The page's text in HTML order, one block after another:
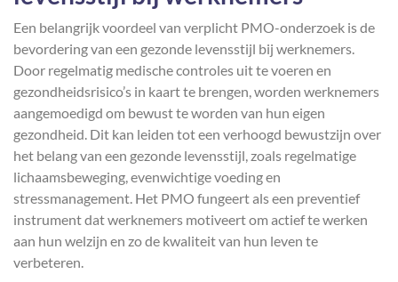
Een belangrijk voordeel van verplicht PMO-onderzoek is de
bevordering van een gezonde levensstijl bij werknemers.
Door regelmatig medische controles uit te voeren en
gezondheidsrisico’s in kaart te brengen, worden werknemers
aangemoedigd om bewust te worden van hun eigen
gezondheid. Dit kan leiden tot een verhoogd bewustzijn over
het belang van een gezonde levensstijl, zoals regelmatige
lichaamsbeweging, evenwichtige voeding en
stressmanagement. Het PMO fungeert als een preventief
instrument dat werknemers motiveert om actief te werken
aan hun welzijn en zo de kwaliteit van hun leven te
verbeteren.